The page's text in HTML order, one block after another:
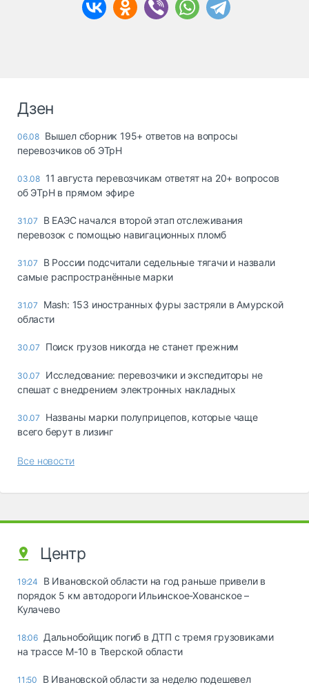
Дзен
06.08 Вышел сборник 195+ ответов на вопросы
перевозчиков об ЭТрН
03.08 11 августа перевозчикам ответят на 20+ вопросов
об ЭТрН в прямом эфире
31.07
В ЕАЭС начался второй этап отслеживания
перевозок с помощью навигационных пломб
31.07
В России подсчитали седельные тягачи и назвали
самые распространённые марки
31.07
Mash: 153 иностранных фуры застряли в Амурской
области
30.07 Поиск грузов никогда не станет прежним
30.07
Исследование: перевозчики и экспедиторы не
спешат с внедрением электронных накладных
30.07
Названы марки полуприцепов, которые чаще
всего берут в лизинг
Все новости
Центр
19:24
В Ивановской области на год раньше привели в
порядок 5 км автодороги Ильинское-Хованское –
Кулачево
18:06 Дальнобойщик погиб в ДТП с тремя грузовиками
на трассе М-10 в Тверской области
11:50
В Ивановской области за неделю подешевел